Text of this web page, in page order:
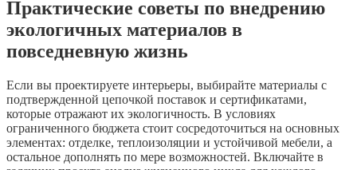
Практические советы по внедрению
экологичных материалов в
повседневную жизнь
Если вы проектируете интерьеры, выбирайте материалы с
подтвержденной цепочкой поставок и сертификатами,
которые отражают их экологичность. В условиях
ограниченного бюджета стоит сосредоточиться на основных
элементах: отделке, теплоизоляции и устойчивой мебели, а
остальное дополнять по мере возможностей. Включайте в